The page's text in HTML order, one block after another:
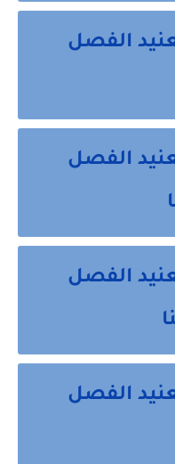
الفصل
الفصل
الفصل
الفصل